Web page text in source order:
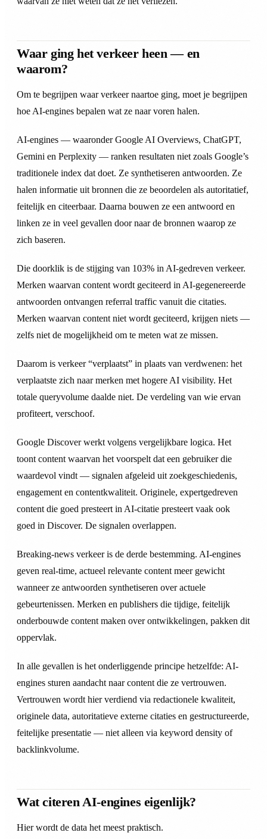
Waar ging het verkeer heen — en
waarom?
Om te begrijpen waar verkeer naartoe ging, moet je begrijpen
hoe AI-engines bepalen wat ze naar voren halen.
AI-engines — waaronder Google AI Overviews, ChatGPT,
Gemini en Perplexity — ranken resultaten niet zoals Google’s
traditionele index dat doet. Ze synthetiseren antwoorden. Ze
halen informatie uit bronnen die ze beoordelen als autoritatief,
feitelijk en citeerbaar. Daarna bouwen ze een antwoord en
linken ze in veel gevallen door naar de bronnen waarop ze
zich baseren.
Die doorklik is de stijging van 103% in AI-gedreven verkeer.
Merken waarvan content wordt geciteerd in AI-gegenereerde
antwoorden ontvangen referral traffic vanuit die citaties.
Merken waarvan content niet wordt geciteerd, krijgen niets —
zelfs niet de mogelijkheid om te meten wat ze missen.
Daarom is verkeer “verplaatst” in plaats van verdwenen: het
verplaatste zich naar merken met hogere AI visibility. Het
totale queryvolume daalde niet. De verdeling van wie ervan
profiteert, verschoof.
Google Discover werkt volgens vergelijkbare logica. Het
toont content waarvan het voorspelt dat een gebruiker die
waardevol vindt — signalen afgeleid uit zoekgeschiedenis,
engagement en contentkwaliteit. Originele, expertgedreven
content die goed presteert in AI-citatie presteert vaak ook
goed in Discover. De signalen overlappen.
Breaking-news verkeer is de derde bestemming. AI-engines
geven real-time, actueel relevante content meer gewicht
wanneer ze antwoorden synthetiseren over actuele
gebeurtenissen. Merken en publishers die tijdige, feitelijk
onderbouwde content maken over ontwikkelingen, pakken dit
oppervlak.
In alle gevallen is het onderliggende principe hetzelfde: AI-
engines sturen aandacht naar content die ze vertrouwen.
Vertrouwen wordt hier verdiend via redactionele kwaliteit,
originele data, autoritatieve externe citaties en gestructureerde,
feitelijke presentatie — niet alleen via keyword density of
backlinkvolume.
Wat citeren AI-engines eigenlijk?
Hier wordt de data het meest praktisch.